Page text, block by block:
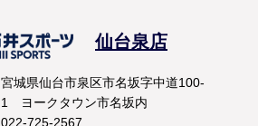
仙台泉店
宮城県仙台市泉区市名坂字中道100-
1 ヨークタウン市名坂内
022-725-2567